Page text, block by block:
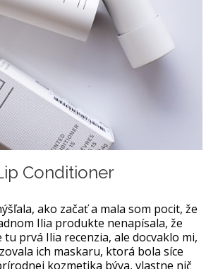
Conditioner
ako začať a mala som pocit, že
Ilia produkte nenapísala, že
tu prvá Ilia recenzia, ale docvaklo mi,
ich maskaru, ktorá bola síce
kozmetika býva, vlastne nič